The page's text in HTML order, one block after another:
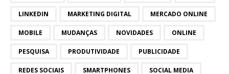
LINKEDIN MARKETING DIGITAL MERCADO ONLINE
MOBILE MUDANÇAS NOVIDADES ONLINE
PESQUISA PRODUTIVIDADE PUBLICIDADE
REDES SOCIAIS SMARTPHONES SOCIAL MEDIA